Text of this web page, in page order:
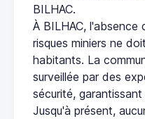
BILHAC.
À BILHAC, l'absence
risques miniers ne
habitants. La
surveillée par des
sécurité,
Jusqu'à présent,